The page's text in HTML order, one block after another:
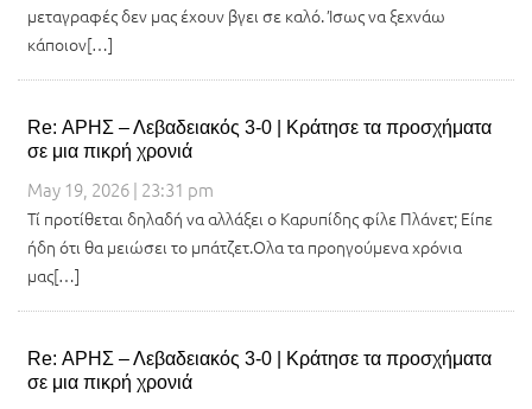
μεταγραφές δεν μας έχουν βγει σε καλό. Ίσως να ξεχνάω
κάποιον[…]
Re: ΑΡΗΣ – Λεβαδειακός 3-0 | Κράτησε τα προσχήματα
σε μια πικρή χρονιά
May 19, 2026 | 23:31 pm
Τί προτίθεται δηλαδή να αλλάξει ο Καρυπίδης φίλε Πλάνετ; Είπε
ήδη ότι θα μειώσει το μπάτζετ.Ολα τα προηγούμενα χρόνια
μας[…]
Re: ΑΡΗΣ – Λεβαδειακός 3-0 | Κράτησε τα προσχήματα
σε μια πικρή χρονιά